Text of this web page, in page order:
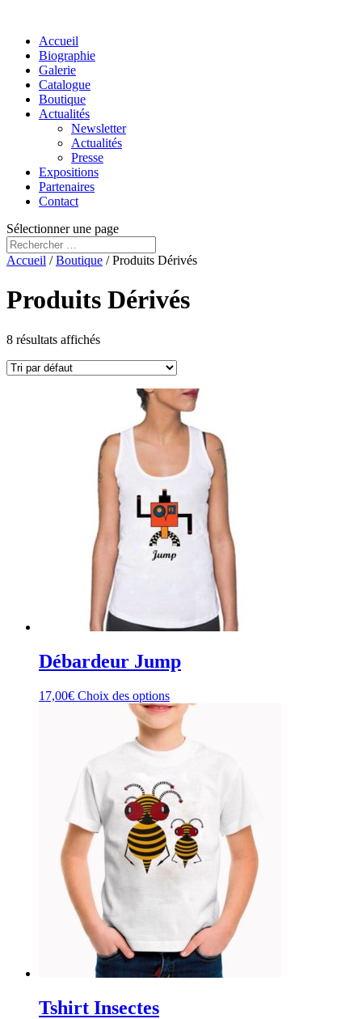
Accueil
Biographie
Galerie
Catalogue
Boutique
Actualités
Newsletter
Actualités
Presse
Expositions
Partenaires
Contact
Sélectionner une page
Accueil /Boutique / Produits Dérivés
Produits Dérivés
8 résultats affichés
Débardeur Jump
17,00€ Choix des options
Tshirt Insectes